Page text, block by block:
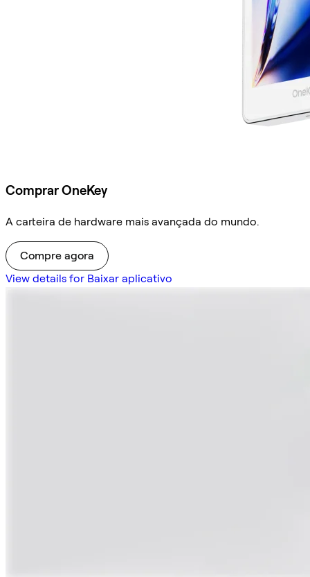
Comprar OneKey
A carteira de hardware mais avançada do mundo.
Compre agora
View details for Baixar aplicativo